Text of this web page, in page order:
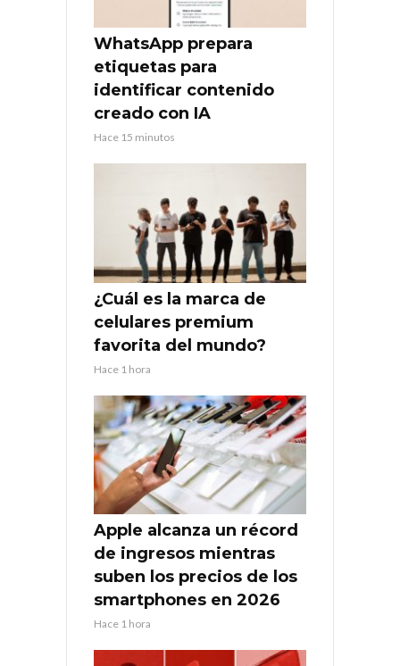
WhatsApp prepara
etiquetas para
identificar contenido
creado con IA
Hace 15 minutos
¿Cuál es la marca de
celulares premium
favorita del mundo?
Hace 1 hora
Apple alcanza un récord
de ingresos mientras
suben los precios de los
smartphones en 2026
Hace 1 hora